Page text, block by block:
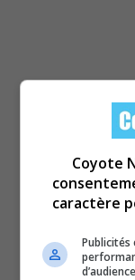
Coyote
caractère
Publicités